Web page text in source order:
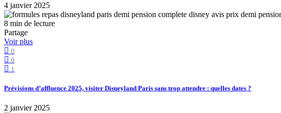
4 janvier 2025
8 min de lecture
Partage
Voir plus
0
0
1
Prévisions d’affluence 2025, visiter Disneyland Paris sans trop attendre : quelles dates ?
2 janvier 2025